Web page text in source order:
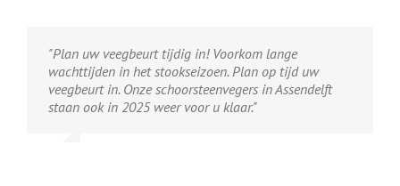
"Plan uw veegbeurt tijdig in! Voorkom lange
wachttijden in het stookseizoen. Plan op tijd uw
veegbeurt in. Onze schoorsteenvegers in Assendelft
staan ook in 2025 weer voor u klaar."